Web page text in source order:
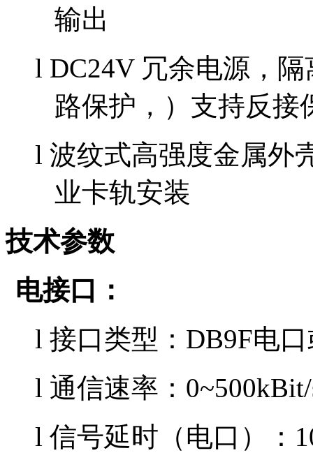
输出
l DC24V 冗余电源，
路保护，）支持反
l 波纹式高强度金属外
业卡轨安装
技术参数
电接口：
l 接口类型： DB9F电
l 通信速率：
l 信号延时（电口）：